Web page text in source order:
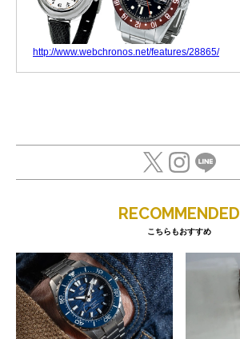
http://www.webchronos.net/features/28865/
RECOMMENDED
こちらもおすすめ